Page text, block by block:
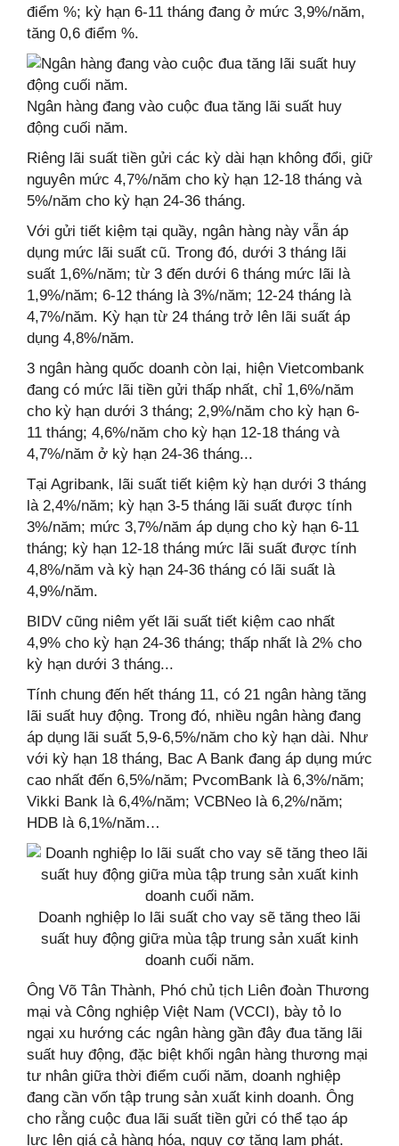
điểm %; kỳ hạn 6-11 tháng đang ở mức 3,9%/năm,
tăng 0,6 điểm %.
Ngân hàng đang vào cuộc đua tăng lãi suất huy
động cuối năm.
Riêng lãi suất tiền gửi các kỳ dài hạn không đổi, giữ
nguyên mức 4,7%/năm cho kỳ hạn 12-18 tháng và
5%/năm cho kỳ hạn 24-36 tháng.
Với gửi tiết kiệm tại quầy, ngân hàng này vẫn áp
dụng mức lãi suất cũ. Trong đó, dưới 3 tháng lãi
suất 1,6%/năm; từ 3 đến dưới 6 tháng mức lãi là
1,9%/năm; 6-12 tháng là 3%/năm; 12-24 tháng là
4,7%/năm. Kỳ hạn từ 24 tháng trở lên lãi suất áp
dụng 4,8%/năm.
3 ngân hàng quốc doanh còn lại, hiện Vietcombank
đang có mức lãi tiền gửi thấp nhất, chỉ 1,6%/năm
cho kỳ hạn dưới 3 tháng; 2,9%/năm cho kỳ hạn 6-
11 tháng; 4,6%/năm cho kỳ hạn 12-18 tháng và
4,7%/năm ở kỳ hạn 24-36 tháng...
Tại Agribank, lãi suất tiết kiệm kỳ hạn dưới 3 tháng
là 2,4%/năm; kỳ hạn 3-5 tháng lãi suất được tính
3%/năm; mức 3,7%/năm áp dụng cho kỳ hạn 6-11
tháng; kỳ hạn 12-18 tháng mức lãi suất được tính
4,8%/năm và kỳ hạn 24-36 tháng có lãi suất là
4,9%/năm.
BIDV cũng niêm yết lãi suất tiết kiệm cao nhất
4,9% cho kỳ hạn 24-36 tháng; thấp nhất là 2% cho
kỳ hạn dưới 3 tháng...
Tính chung đến hết tháng 11, có 21 ngân hàng tăng
lãi suất huy động. Trong đó, nhiều ngân hàng đang
áp dụng lãi suất 5,9-6,5%/năm cho kỳ hạn dài. Như
với kỳ hạn 18 tháng, Bac A Bank đang áp dụng mức
cao nhất đến 6,5%/năm; PvcomBank là 6,3%/năm;
Vikki Bank là 6,4%/năm; VCBNeo là 6,2%/năm;
HDB là 6,1%/năm…
Doanh nghiệp lo lãi suất cho vay sẽ tăng theo lãi
suất huy động giữa mùa tập trung sản xuất kinh
doanh cuối năm.
Ông Võ Tân Thành, Phó chủ tịch Liên đoàn Thương
mại và Công nghiệp Việt Nam (VCCI), bày tỏ lo
ngại xu hướng các ngân hàng gần đây đua tăng lãi
suất huy động, đặc biệt khối ngân hàng thương mại
tư nhân giữa thời điểm cuối năm, doanh nghiệp
đang cần vốn tập trung sản xuất kinh doanh. Ông
cho rằng cuộc đua lãi suất tiền gửi có thể tạo áp
lực lên giá cả hàng hóa, nguy cơ tăng lạm phát.